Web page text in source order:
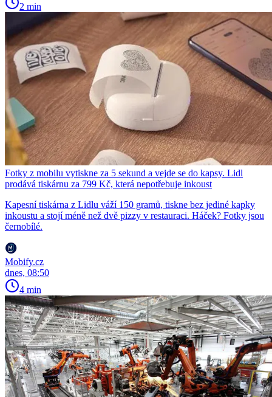
2 min
Fotky z mobilu vytiskne za 5 sekund a vejde se do kapsy. Lidl
prodává tiskárnu za 799 Kč, která nepotřebuje inkoust
Kapesní tiskárna z Lidlu váží 150 gramů, tiskne bez jediné kapky
inkoustu a stojí méně než dvě pizzy v restauraci. Háček? Fotky jsou
černobílé.
Mobify.cz
dnes, 08:50
4 min